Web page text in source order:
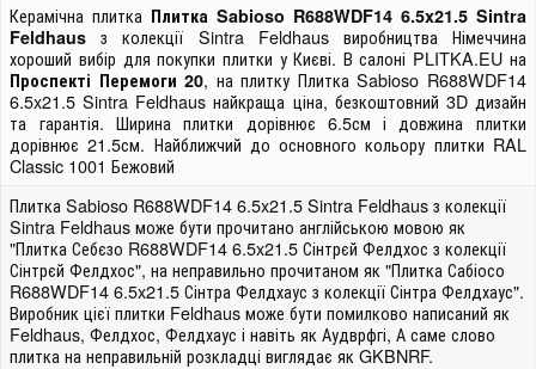
Керамічна плитка Плитка Sabioso R688WDF14 6.5x21.5 Sintra
Feldhaus з колекції Sintra Feldhaus виробництва Німеччина
хороший вибір для покупки плитки у Києві. В салоні PLITKA.EU на
Проспекті Перемоги 20, на плитку Плитка Sabioso R688WDF14
6.5x21.5 Sintra Feldhaus найкраща ціна, безкоштовний 3D дизайн
та гарантія. Ширина плитки дорівнює 6.5см і довжина плитки
дорівнює 21.5см. Найближчий до основного кольору плитки RAL
Classic 1001 Бежовий
Плитка Sabioso R688WDF14 6.5x21.5 Sintra Feldhaus з колекції
Sintra Feldhaus може бути прочитано англійською мовою як
"Плитка Себєзо R688WDF14 6.5x21.5 Сінтрєй Фелдхос з колекції
Сінтрєй Фелдхос", на неправильно прочитаном як "Плитка Сабіосо
R688WDF14 6.5x21.5 Сінтра Фелдхаус з колекції Сінтра Фелдхаус".
Виробник цієї плитки Feldhaus може бути помилково написаний як
Feldhaus, Фелдхос, Фелдхаус і навіть як Аудврфгі, А саме слово
плитка на неправильній розкладці виглядає як GKBNRF.